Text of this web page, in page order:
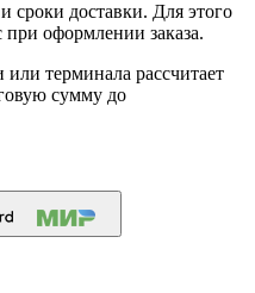
сроки доставки. Для этого
оформлении заказа.
терминала рассчитает
сумму до